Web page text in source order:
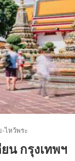
-ไหว้พระ
น กรุงเทพฯ